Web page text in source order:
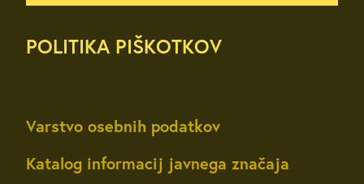
POLITIKA PIŠKOTKOV
Varstvo osebnih podatkov
Katalog informacij javnega značaja